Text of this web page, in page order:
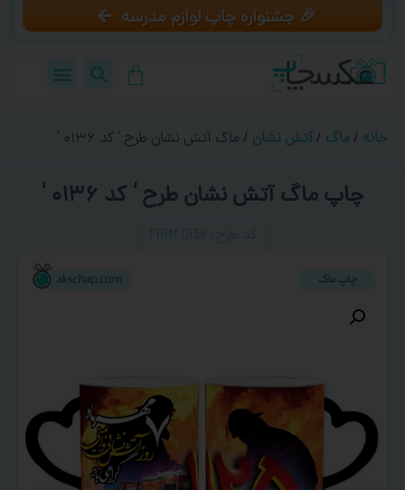
🎉 جشنواره چاپ لوازم مدرسه
خانه / ماگ / آتش نشان / ماگ آتش نشان طرح ‘ کد ۰۱۳۶ ‘
چاپ ماگ آتش نشان طرح ‘ کد ۰۱۳۶ ‘